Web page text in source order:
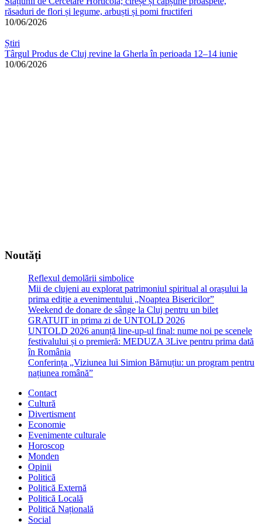
răsaduri de flori și legume, arbuști și pomi fructiferi
10/06/2026
Știri
Târgul Produs de Cluj revine la Gherla în perioada 12–14 iunie
10/06/2026
Noutăți
Reflexul demolării simbolice
Mii de clujeni au explorat patrimoniul spiritual al orașului la
prima ediție a evenimentului „Noaptea Bisericilor”
Weekend de donare de sânge la Cluj pentru un bilet
GRATUIT in prima zi de UNTOLD 2026
UNTOLD 2026 anunță line-up-ul final: nume noi pe scenele
festivalului și o premieră: MEDUZA 3Live pentru prima dată
în România
Conferința „Viziunea lui Simion Bărnuțiu: un program pentru
națiunea română”
Contact
Cultură
Divertisment
Economie
Evenimente culturale
Horoscop
Monden
Opinii
Politică
Politică Externă
Politică Locală
Politică Națională
Social